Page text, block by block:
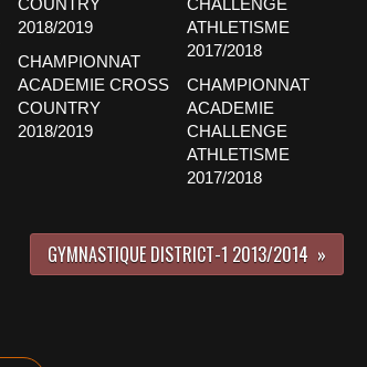
CHAMPIONNAT
ACADEMIE CROSS
COUNTRY
2018/2019
CHAMPIONNAT
ACADEMIE
CHALLENGE
ATHLETISME
2017/2018
GYMNASTIQUE DISTRICT-1 2013/2014